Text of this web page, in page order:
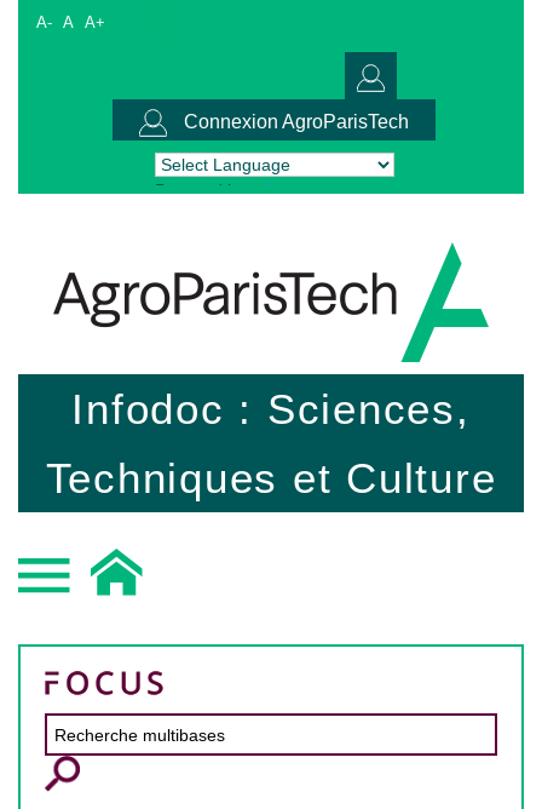
A- A A+
Connexion AgroParisTech
Powered by Translate
Infodoc : Sciences,
Techniques et Culture